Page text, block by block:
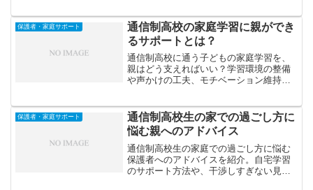
保護者・家庭サポート
通信制高校の家庭学習に親ができ
るサポートとは？
通信制高校に通う子どもの家庭学習を、
親はどう支えればいい？学習環境の整備
や声かけの工夫、モチベーション維持の
保護者・家庭サポート
通信制高校生の家での過ごし方に
悩む親へのアドバイス
通信制高校生の家庭での過ごし方に悩む
保護者へのアドバイスを紹介。自宅学習
のサポート方法や、干渉しすぎない見守